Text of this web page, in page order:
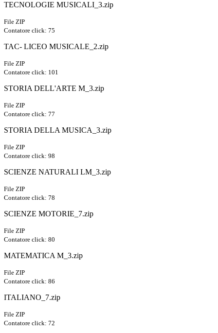
TECNOLOGIE MUSICALI_3.zip
File ZIP
Contatore click: 75
TAC- LICEO MUSICALE_2.zip
File ZIP
Contatore click: 101
STORIA DELL'ARTE M_3.zip
File ZIP
Contatore click: 77
STORIA DELLA MUSICA_3.zip
File ZIP
Contatore click: 98
SCIENZE NATURALI LM_3.zip
File ZIP
Contatore click: 78
SCIENZE MOTORIE_7.zip
File ZIP
Contatore click: 80
MATEMATICA M_3.zip
File ZIP
Contatore click: 86
ITALIANO_7.zip
File ZIP
Contatore click: 72